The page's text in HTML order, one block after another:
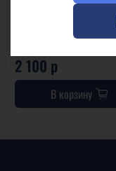
20 шт. в коробке
2 100 р
В корзину